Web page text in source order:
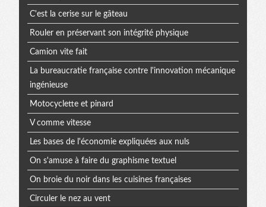
C'est la cerise sur le gâteau
Rouler en préservant son intégrité physique
Camion vite fait
La bureaucratie française contre l'innovation mécanique
ingénieuse
Motocyclette et pinard
V comme vitesse
Les bases de l'économie expliquées aux nuls
On s'amuse à faire du graphisme textuel
On broie du noir dans les cuisines françaises
Circuler le nez au vent